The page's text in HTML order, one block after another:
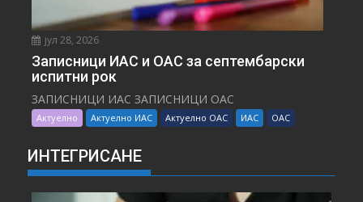
јул 28, 2026
Записници ИАС и ОАС за септембарски
испитни рок
ЗАПИСНИЦИ ИАС ЗАПИСНИЦИ ОАС
Актуелно Актуелно ИАС Актуелно ОАС ИАС ОАС
ИНТЕГРИСАНЕ